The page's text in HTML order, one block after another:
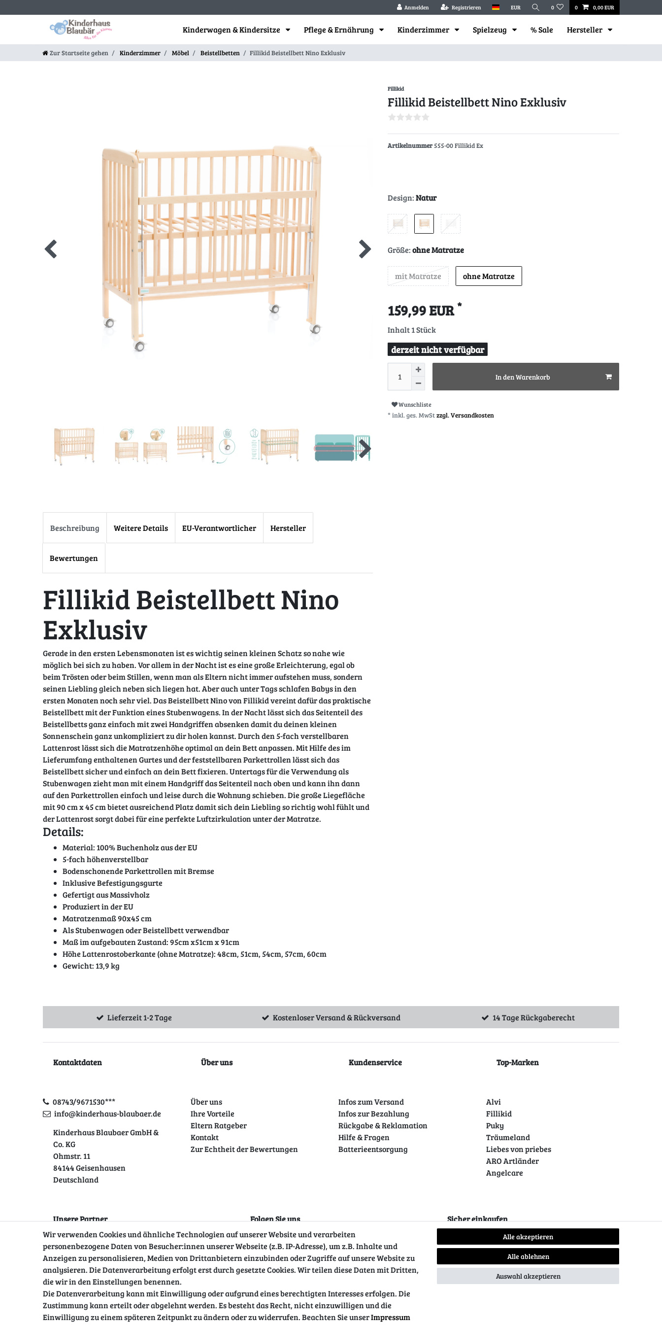
Anmelden Registrieren EUR 0 0 0,00 EUR
Kinderwagen & Kindersitze Pflege & Ernährung Kinderzimmer Spielzeug % Sale Hersteller
Zur Startseite gehen Kinderzimmer Möbel Beistellbetten Fillikid Beistellbett Nino Exklusiv
Fillikid
Fillikid Beistellbett Nino Exklusiv
Artikelnummer555-00 Fillikid Ex
Design:Natur
Größe:ohne Matratze
mit Matratze ohne Matratze
159,99 EUR *
Inhalt1Stück
derzeit nicht verfügbar
In den Warenkorb
Wunschliste
* inkl. ges. MwStzzgl. Versandkosten
Beschreibung Weitere Details EU-Verantwortlicher Hersteller
Bewertungen
Fillikid Beistellbett Nino
Exklusiv
Gerade in den ersten Lebensmonaten ist es wichtig seinen kleinen Schatz so nahe wie
möglich bei sich zu haben. Vor allem in der Nacht ist es eine große Erleichterung, egal ob
beim Trösten oder beim Stillen, wenn man als Eltern nicht immer aufstehen muss, sondern
seinen Liebling gleich neben sich liegen hat. Aber auch unter Tags schlafen Babys in den
ersten Monaten noch sehr viel. Das Beistellbett Nino von Fillikid vereint dafür das praktische
Beistellbett mit der Funktion eines Stubenwagens. In der Nacht lässt sich das Seitenteil des
Beistellbetts ganz einfach mit zwei Handgriffen absenken damit du deinen kleinen
Sonnenschein ganz unkompliziert zu dir holen kannst. Durch den 5-fach verstellbaren
Lattenrost lässt sich die Matratzenhöhe optimal an dein Bett anpassen. Mit Hilfe des im
Lieferumfang enthaltenen Gurtes und der feststellbaren Parkettrollen lässt sich das
Beistellbett sicher und einfach an dein Bett fixieren. Untertags für die Verwendung als
Stubenwagen zieht man mit einem Handgriff das Seitenteil nach oben und kann ihn dann
auf den Parkettrollen einfach und leise durch die Wohnung schieben. Die große Liegefläche
mit 90 cm x 45 cm bietet ausreichend Platz damit sich dein Liebling so richtig wohl fühlt und
der Lattenrost sorgt dabei für eine perfekte Luftzirkulation unter der Matratze.
Details:
Material: 100% Buchenholz aus der EU
5-fach höhenverstellbar
Bodenschonende Parkettrollen mit Bremse
Inklusive Befestigungsgurte
Gefertigt aus Massivholz
Produziert in der EU
Matratzenmaß 90x45 cm
Als Stubenwagen oder Beistellbett verwendbar
Maß im aufgebauten Zustand: 95cm x51cm x 91cm
Höhe Lattenrostoberkante (ohne Matratze): 48cm, 51cm, 54cm, 57cm, 60cm
Gewicht: 13,9 kg
Lieferzeit 1-2 Tage Kostenloser Versand & Rückversand 14 Tage Rückgaberecht
Kontaktdaten
08743/9671530***
info@kinderhaus-blaubaer.de
Kinderhaus Blaubaer GmbH &
Co. KG
Ohmstr. 11
84144 Geisenhausen
Deutschland
Über uns
Über uns
Ihre Vorteile
Eltern Ratgeber
Kontakt
Zur Echtheit der Bewertungen
Kundenservice
Infos zum Versand
Infos zur Bezahlung
Rückgabe & Reklamation
Hilfe & Fragen
Batterieentsorgung
Top-Marken
Alvi
Fillikid
Puky
Träumeland
Liebes von priebes
ARO Artländer
Angelcare
Unsere Partner Folgen Sie uns Sicher einkaufen
Impressum Daten­schutz­erklärung AGB Barrierefreiheitserklärung Widerrufs­recht
Wir verwenden Cookies und ähnliche Technologien auf unserer Website und verarbeiten
personenbezogene Daten von Besucher:innen unserer Webseite (z.B. IP-Adresse), um z.B. Inhalte und
Anzeigen zu personalisieren, Medien von Drittanbietern einzubinden oder Zugriffe auf unsere Website zu
analysieren. Die Datenverarbeitung erfolgt erst durch gesetzte Cookies. Wir teilen diese Daten mit Dritten,
die wir in den Einstellungen benennen.
Die Datenverarbeitung kann mit Einwilligung oder aufgrund eines berechtigten Interesses erfolgen. Die
Zustimmung kann erteilt oder abgelehnt werden. Es besteht das Recht, nicht einzuwilligen und die
Einwilligung zu einem späteren Zeitpunkt zu ändern oder zu widerrufen. Beachten Sie unserImpressum
Alle akzeptieren
Alle ablehnen
Auswahl akzeptieren